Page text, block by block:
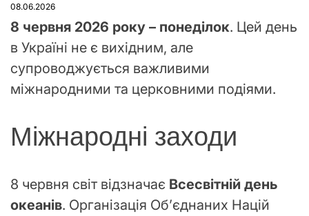
08.06.2026
8 червня 2026 року – понеділок. Цей день
в Україні не є вихідним, але
супроводжується важливими
міжнародними та церковними подіями.
Міжнародні заходи
8 червня світ відзначає Всесвітній день
океанів. Організація Об’єднаних Націй